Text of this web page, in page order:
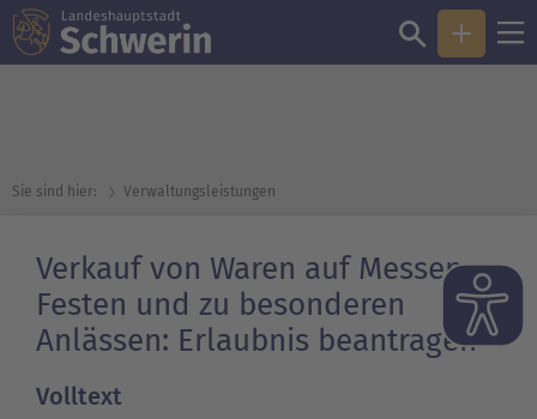
Sie sind hier: Verwaltungsleistungen
Verkauf von Waren auf Messen,
Festen und zu besonderen
Anlässen: Erlaubnis beantragen
Volltext